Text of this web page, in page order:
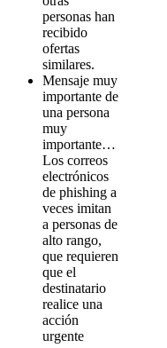
personas han
recibido
ofertas
similares.
Mensaje muy
importante de
una persona
muy
importante…
Los correos
electrónicos
de phishing a
veces imitan
a personas de
alto rango,
que requieren
que el
destinatario
realice una
acción
urgente